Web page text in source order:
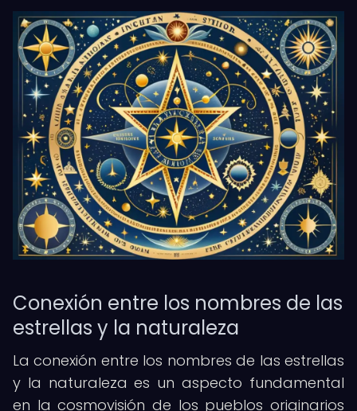
Conexión entre los nombres de las
estrellas y la naturaleza
La conexión entre los nombres de las estrellas
y la naturaleza es un aspecto fundamental
en la cosmovisión de los pueblos originarios